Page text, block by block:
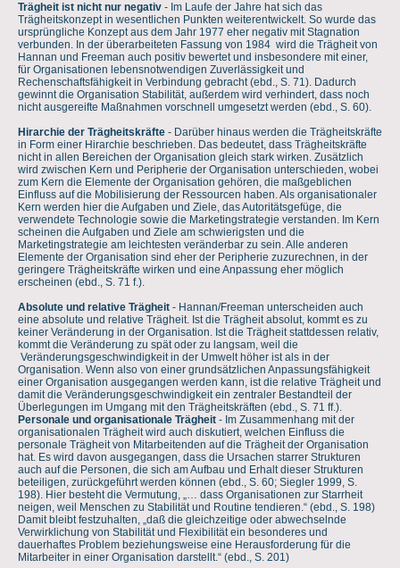
Trägheit ist nicht nur negativ - Im Laufe der Jahre hat sich das
Trägheitskonzept in wesentlichen Punkten weiterentwickelt. So wurde das
ursprüngliche Konzept aus dem Jahr 1977 eher negativ mit Stagnation
verbunden. In der überarbeiteten Fassung von 1984 wird die Trägheit von
Hannan und Freeman auch positiv bewertet und insbesondere mit einer,
für Organisationen lebensnotwendigen Zuverlässigkeit und
Rechenschaftsfähigkeit in Verbindung gebracht (ebd., S. 71). Dadurch
gewinnt die Organisation Stabilität, außerdem wird verhindert, dass noch
nicht ausgereifte Maßnahmen vorschnell umgesetzt werden (ebd., S. 60).
Hirarchie der Trägheitskräfte - Darüber hinaus werden die Trägheitskräfte
in Form einer Hirarchie beschrieben. Das bedeutet, dass Trägheitskräfte
nicht in allen Bereichen der Organisation gleich stark wirken. Zusätzlich
wird zwischen Kern und Peripherie der Organisation unterschieden, wobei
zum Kern die Elemente der Organisation gehören, die maßgeblichen
Einfluss auf die Mobilisierung der Ressourcen haben. Als organisationaler
Kern werden hier die Aufgaben und Ziele, das Autoritätsgefüge, die
verwendete Technologie sowie die Marketingstrategie verstanden. Im Kern
scheinen die Aufgaben und Ziele am schwierigsten und die
Marketingstrategie am leichtesten veränderbar zu sein. Alle anderen
Elemente der Organisation sind eher der Peripherie zuzurechnen, in der
geringere Trägheitskräfte wirken und eine Anpassung eher möglich
erscheinen (ebd., S. 71 f.).
Absolute und relative Trägheit - Hannan/Freeman unterscheiden auch
eine absolute und relative Trägheit. Ist die Trägheit absolut, kommt es zu
keiner Veränderung in der Organisation. Ist die Trägheit stattdessen relativ,
kommt die Veränderung zu spät oder zu langsam, weil die
Veränderungsgeschwindigkeit in der Umwelt höher ist als in der
Organisation. Wenn also von einer grundsätzlichen Anpassungsfähigkeit
einer Organisation ausgegangen werden kann, ist die relative Trägheit und
damit die Veränderungsgeschwindigkeit ein zentraler Bestandteil der
Überlegungen im Umgang mit den Trägheitskräften (ebd., S. 71 ff.).
Personale und organisationale Trägheit - Im Zusammenhang mit der
organisationalen Trägheit wird auch diskutiert, welchen Einfluss die
personale Trägheit von Mitarbeitenden auf die Trägheit der Organisation
hat. Es wird davon ausgegangen, dass die Ursachen starrer Strukturen
auch auf die Personen, die sich am Aufbau und Erhalt dieser Strukturen
beteiligen, zurückgeführt werden können (ebd., S. 60; Siegler 1999, S.
198). Hier besteht die Vermutung, „… dass Organisationen zur Starrheit
neigen, weil Menschen zu Stabilität und Routine tendieren.“ (ebd., S. 198)
Damit bleibt festzuhalten, „daß die gleichzeitige oder abwechselnde
Verwirklichung von Stabilität und Flexibilität ein besonderes und
dauerhaftes Problem beziehungsweise eine Herausforderung für die
Mitarbeiter in einer Organisation darstellt.“ (ebd., S. 201)